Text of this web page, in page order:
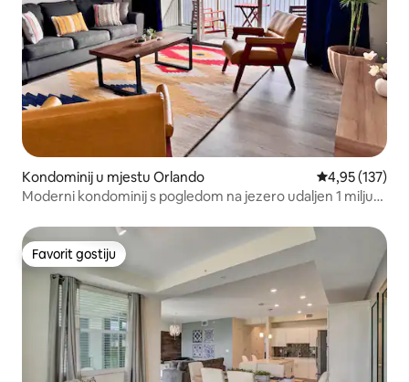
Kondominij u mjestu Orlando Prosječna
4,95 (137)
Moderni kondominij s pogledom na jezero udaljen 1 milju
Favorit gostiju
Favorit gostiju